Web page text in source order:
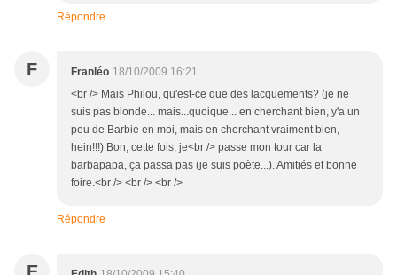
Répondre
F Franléo 18/10/2009 16:21
<br /> Mais Philou, qu'est-ce que des lacquements? (je ne
suis pas blonde... mais...quoique... en cherchant bien, y'a un
peu de Barbie en moi, mais en cherchant vraiment bien,
hein!!!) Bon, cette fois, je<br /> passe mon tour car la
barbapapa, ça passa pas (je suis poète...). Amitiés et bonne
foire.<br /> <br /> <br />
Répondre